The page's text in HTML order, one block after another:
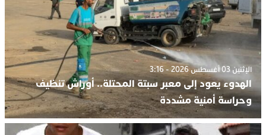
الإثنين 03 أغسطس 2026 - 3:16
الهدوء يعود إلى معبر سبتة المحتلة.. أوراش تنظيف
وحراسة أمنية مشددة